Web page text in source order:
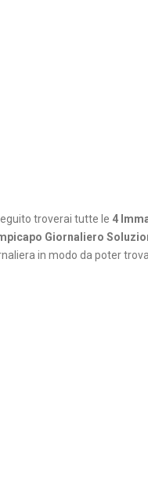
troverai tutte le 4
Giornaliero
in modo da poter